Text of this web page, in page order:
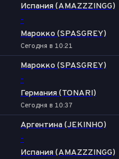
Испания (AMAZZZINGG)
-
Марокко (SPASGREY)
Сегодня в 10:21
Марокко (SPASGREY)
-
Германия (TONARI)
Сегодня в 10:37
Аргентина (JEKINHO)
-
Испания (AMAZZZINGG)